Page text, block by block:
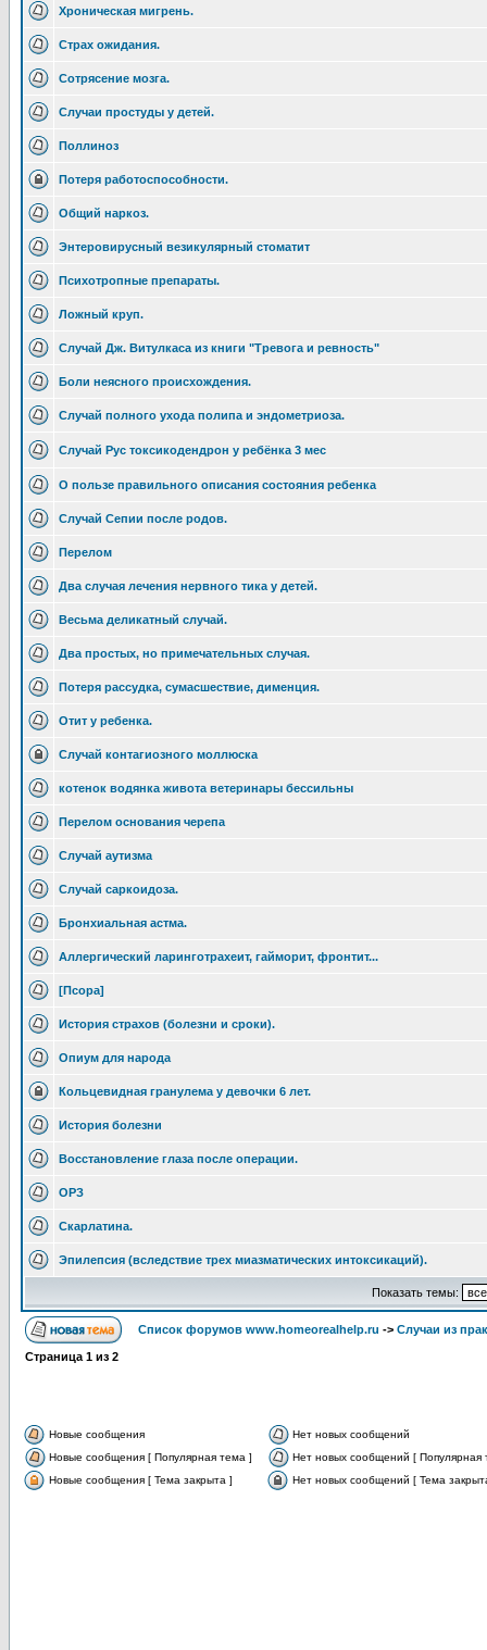
Хроническая мигрень.
Страх ожидания.
Сотрясение мозга.
Случаи простуды у детей.
Поллиноз
Потеря работоспособности.
Общий наркоз.
Энтеровирусный везикулярный стоматит
Психотропные препараты.
Ложный круп.
Случай Дж. Витулкаса из книги "Тревога и ревность"
Боли неясного происхождения.
Случай полного ухода полипа и эндометриоза.
Случай Рус токсикодендрон у ребёнка 3 мес
О пользе правильного описания состояния ребенка
Случай Сепии после родов.
Перелом
Два случая лечения нервного тика у детей.
Весьма деликатный случай.
Два простых, но примечательных случая.
Потеря рассудка, сумасшествие, дименция.
Отит у ребенка.
Случай контагиозного моллюска
котенок водянка живота ветеринары бессильны
Перелом основания черепа
Случай аутизма
Случай саркоидоза.
Бронхиальная астма.
Аллергический ларинготрахеит, гайморит, фронтит...
[Псора]
История страхов (болезни и сроки).
Опиум для народа
Кольцевидная гранулема у девочки 6 лет.
История болезни
Восстановление глаза после операции.
ОРЗ
Скарлатина.
Эпилепсия (вследствие трех миазматических интоксикаций).
Показать темы:
Список форумов www.homeorealhelp.ru -> Случаи из
Страница 1 из 2
Новые сообщения
Нет новых сообщений
Новые сообщения [ Популярная тема ]
Нет новых сообщений [ Популярная
Новые сообщения [ Тема закрыта ]
Нет новых сообщений [ Тема